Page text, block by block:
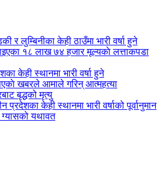
र लुम्बिनीका केही ठाउँमा भारी वर्षा हुने
१८ लाख ७४ हजार मूल्यकाे लत्ताकपडा
केही स्थानमा भारी वर्षा हुने
खबरले आमाले गरिन् आत्महत्या
बृद्धको मृत्यु
केही स्थानमा भारी वर्षाको पूर्वानुमान
यथावत